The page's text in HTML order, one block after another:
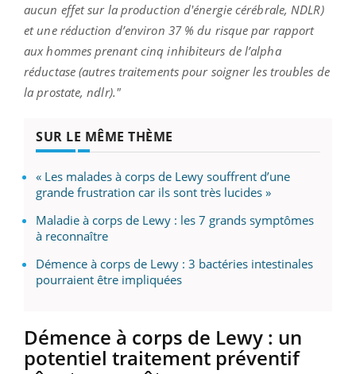
aucun effet sur la production d'énergie cérébrale, NDLR)
et une réduction d’environ 37 % du risque par rapport
aux hommes prenant cinq inhibiteurs de l’alpha
réductase (autres traitements pour soigner les troubles de
la prostate, ndlr)."
SUR LE MÊME THÈME
« Les malades à corps de Lewy souffrent d’une
grande frustration car ils sont très lucides »
Maladie à corps de Lewy : les 7 grands symptômes
à reconnaître
Démence à corps de Lewy : 3 bactéries intestinales
pourraient être impliquées
Démence à corps de Lewy : un
potentiel traitement préventif